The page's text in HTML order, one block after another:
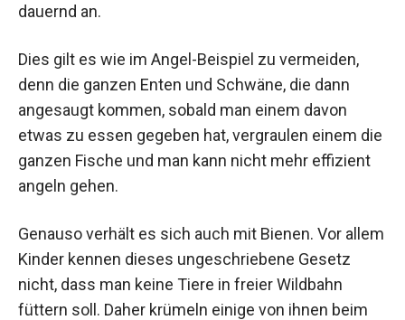
dauernd an.
Dies gilt es wie im Angel-Beispiel zu vermeiden,
denn die ganzen Enten und Schwäne, die dann
angesaugt kommen, sobald man einem davon
etwas zu essen gegeben hat, vergraulen einem die
ganzen Fische und man kann nicht mehr effizient
angeln gehen.
Genauso verhält es sich auch mit Bienen. Vor allem
Kinder kennen dieses ungeschriebene Gesetz
nicht, dass man keine Tiere in freier Wildbahn
füttern soll. Daher krümeln einige von ihnen beim